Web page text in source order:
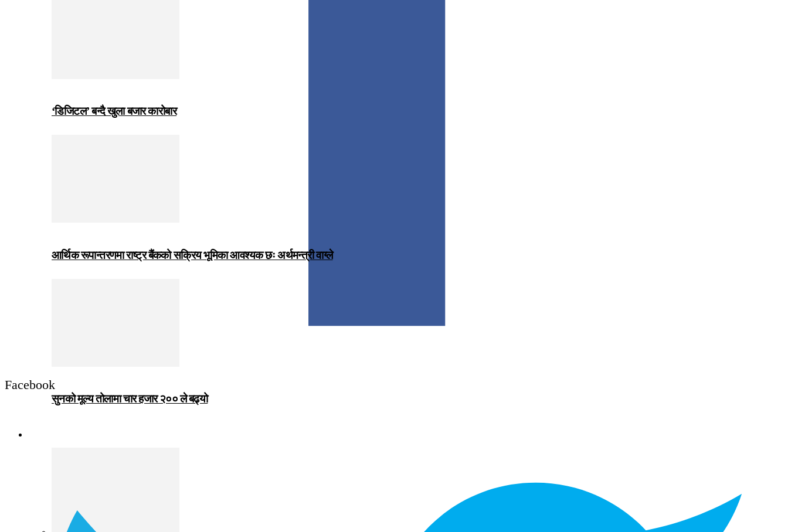
‘डिजिटल’ बन्दै खुला बजार कारोबार
आर्थिक रूपान्तरणमा राष्ट्र बैंकको सक्रिय भूमिका आवश्यक छः अर्थमन्त्री वाग्ले
सुनको मूल्य तोलामा चार हजार २०० ले बढ्यो
Facebook